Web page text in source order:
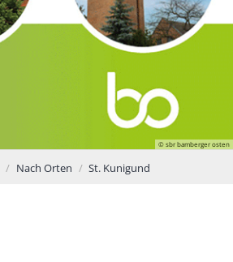
© sbr bamberger osten
Nach Orten St. Kunigund